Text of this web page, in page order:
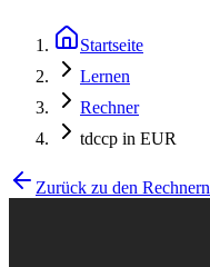
Startseite
Lernen
Rechner
tdccp in EUR
Zurück zu den Rechnern